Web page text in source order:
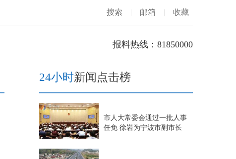
搜索 | 邮箱 | 收藏
报料热线：81850000
24小时新闻点击榜
市人大常委会通过一批人事
任免 徐岩为宁波市副市长